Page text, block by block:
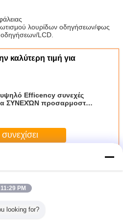
λουρίδων οδηγήσεων/φως
LCD.
καλύτερη τιμή για
Efficency συνεχές
ΣΥΝΕΧΏΝ προσαρμοστών
ΣΥΝΕΧΟΎΣ
ηλεκτρικού ρεύματος
11:29 PM
looking for?